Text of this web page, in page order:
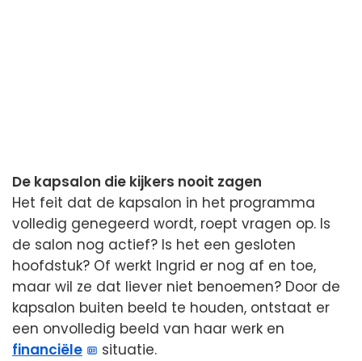
De kapsalon die kijkers nooit zagen
Het feit dat de kapsalon in het programma
volledig genegeerd wordt, roept vragen op. Is
de salon nog actief? Is het een gesloten
hoofdstuk? Of werkt Ingrid er nog af en toe,
maar wil ze dat liever niet benoemen? Door de
kapsalon buiten beeld te houden, ontstaat er
een onvolledig beeld van haar werk en
financiële
situatie.